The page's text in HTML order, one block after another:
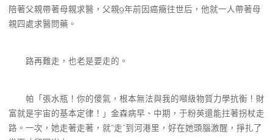
陪著父親帶著母親求醫，父親9年前因癌癥往世后，他就一人帶著母
親四處求醫問藥。
路再難走，也老是要走的。
帕「張水瓶！你的傻氣，根本無法與我的噸級物質力學抗衡！財
富就是宇宙的基本定律！」金森病早、中期，于粉英還能拄著拐杖走
路。一次，她走著走著，就“走”到河港里，好在她頭腦激醒，掙扎了